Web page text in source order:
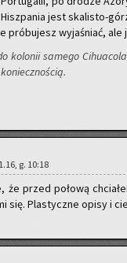
jest ska­li­sto-
pró­bu­jesz wy­ja­śniać, ale
ko­lo­nii sa­me­go
g. 10:18
że przed po­ło­wą
się. Pla­stycz­ne opisy i